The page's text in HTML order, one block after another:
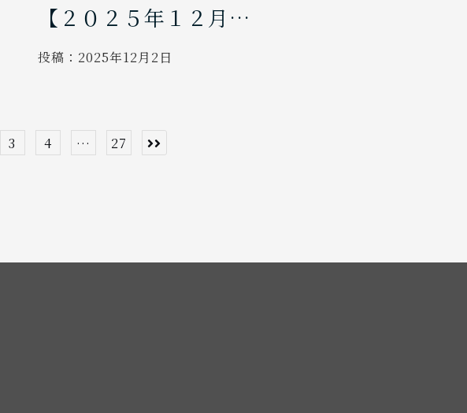
【２０２５年１２月…
投稿： 2025年12月2日
3 4 … 27